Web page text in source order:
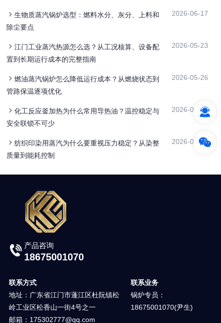
生物质蒸汽锅炉选型：燃料水分、灰分、上料和
除尘要点
2026-06-17
江门工业蒸汽热源怎么选？从工况核算、设备配
置到长期运行成本的完整指南
2026-05-23
燃油蒸汽锅炉怎么降低运行成本？从燃烧状态到
管路保温逐项优化
2026-05-26
化工反应釜加热为什么常用导热油？温控稳定与
安全联锁不可少
2026-06-11
纺织印染用蒸汽为什么要重视压力稳定？从染整
质量到能耗控制
2026-05-24
产品咨询
18675001070
联系方式
地址：广东省江门市蓬江区杜阮镇松
岭工业区松香山一街4号之一
邮箱：175302777@qq.com
联系业务
锅炉专员：
18675001070(尹生)